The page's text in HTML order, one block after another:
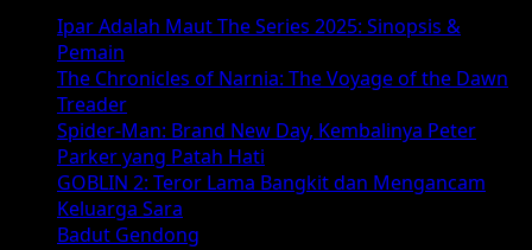
yang
Terduga
Ipar Adalah Maut The Series 2025: Sinopsis &
Pemain
The Chronicles of Narnia: The Voyage of the Dawn
Treader
Spider-Man: Brand New Day, Kembalinya Peter
Parker yang Patah Hati
GOBLIN 2: Teror Lama Bangkit dan Mengancam
Keluarga Sara
Badut Gendong